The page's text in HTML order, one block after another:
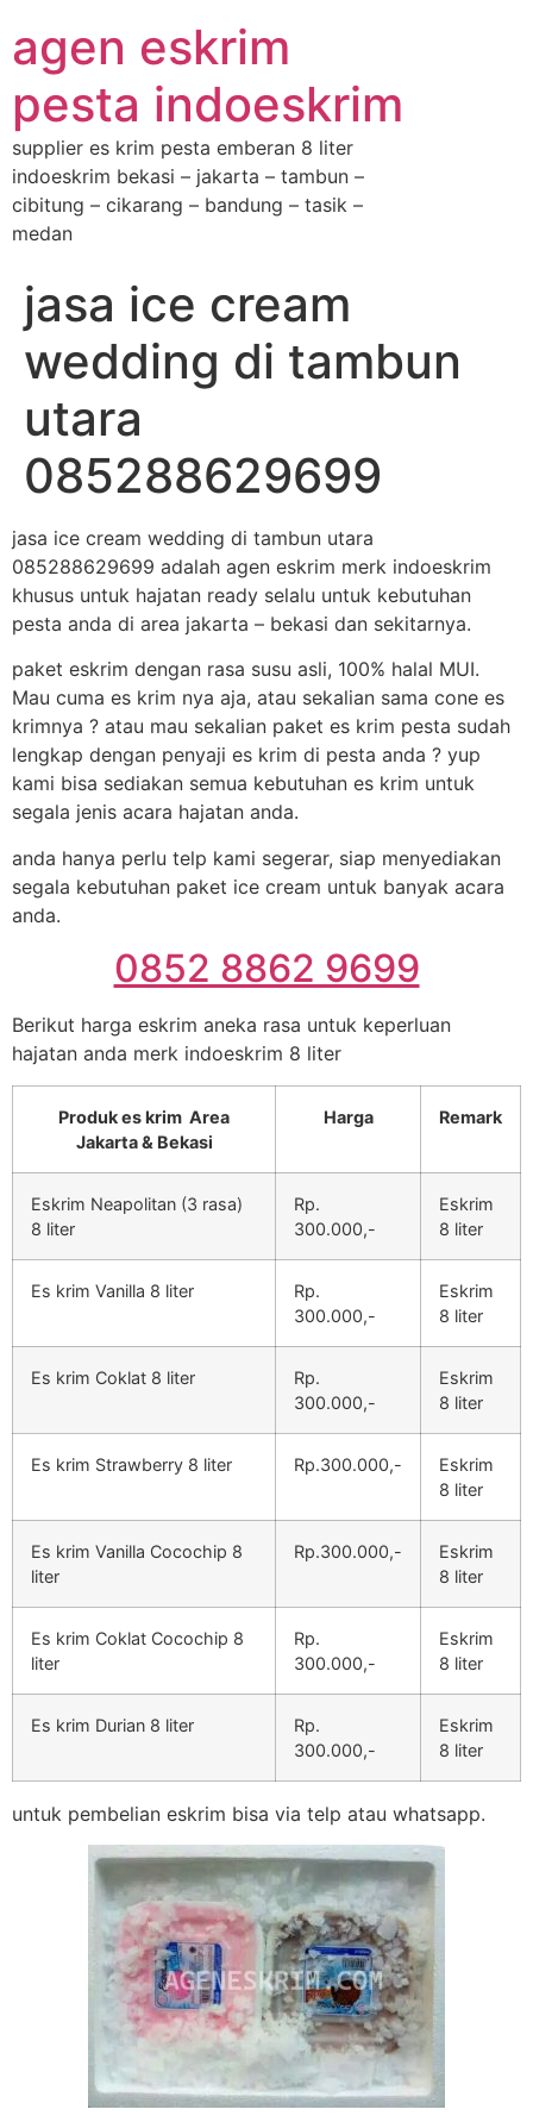
agen eskrim
pesta indoeskrim
supplier es krim pesta emberan 8 liter
indoeskrim bekasi – jakarta – tambun –
cibitung – cikarang – bandung – tasik –
medan
jasa ice cream
wedding di tambun
utara
085288629699
jasa ice cream wedding di tambun utara
085288629699 adalah agen eskrim merk indoeskrim
khusus untuk hajatan ready selalu untuk kebutuhan
pesta anda di area jakarta – bekasi dan sekitarnya.
paket eskrim dengan rasa susu asli, 100% halal MUI.
Mau cuma es krim nya aja, atau sekalian sama cone es
krimnya ? atau mau sekalian paket es krim pesta sudah
lengkap dengan penyaji es krim di pesta anda ? yup
kami bisa sediakan semua kebutuhan es krim untuk
segala jenis acara hajatan anda.
anda hanya perlu telp kami segerar, siap menyediakan
segala kebutuhan paket ice cream untuk banyak acara
anda.
0852 8862 9699
Berikut harga eskrim aneka rasa untuk keperluan
hajatan anda merk indoeskrim 8 liter
Produk es krim Area
Jakarta & Bekasi
Harga Remark
Eskrim Neapolitan (3 rasa)
8 liter
Rp.
300.000,-
Eskrim
8 liter
Es krim Vanilla 8 liter
Rp.
300.000,-
Eskrim
8 liter
Es krim Coklat 8 liter
Rp.
300.000,-
Eskrim
8 liter
Es krim Strawberry 8 liter Rp.300.000,-
Eskrim
8 liter
Es krim Vanilla Cocochip 8
liter
Rp.300.000,-
Eskrim
8 liter
Es krim Coklat Cocochip 8
liter
Rp.
300.000,-
Eskrim
8 liter
Es krim Durian 8 liter
Rp.
300.000,-
Eskrim
8 liter
untuk pembelian eskrim bisa via telp atau whatsapp.